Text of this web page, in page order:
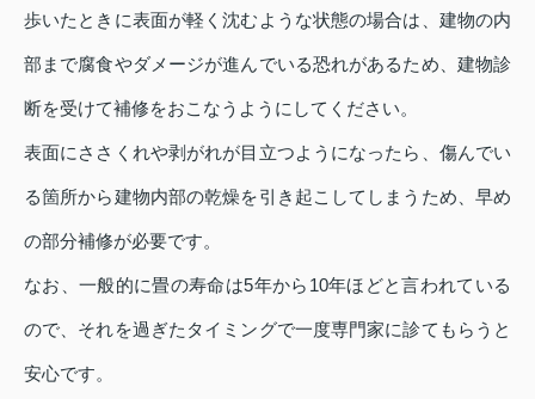
歩いたときに表面が軽く沈むような状態の場合は、建物の内
部まで腐食やダメージが進んでいる恐れがあるため、建物診
断を受けて補修をおこなうようにしてください。
表面にささくれや剥がれが目立つようになったら、傷んでい
る箇所から建物内部の乾燥を引き起こしてしまうため、早め
の部分補修が必要です。
なお、一般的に畳の寿命は5年から10年ほどと言われている
ので、それを過ぎたタイミングで一度専門家に診てもらうと
安心です。